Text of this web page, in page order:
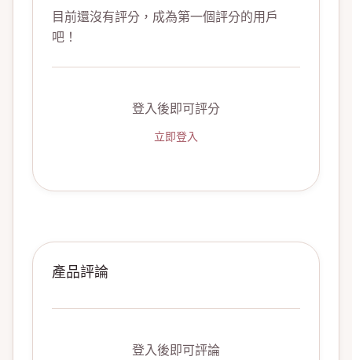
目前還沒有評分，成為第一個評分的用戶
吧！
登入後即可評分
立即登入
產品評論
登入後即可評論